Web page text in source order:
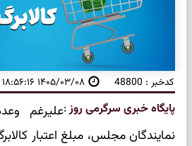
کدخبر : 48800 ۱۴۰۵/۰۳/۰۸ ۱۸:۵۶:۱۶
پایگاه خبری سرگرمی روز:علیرغم
نمایندگان مجلس، مبلغ اعتبار